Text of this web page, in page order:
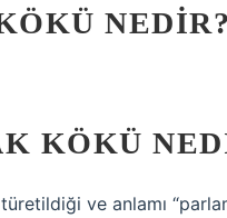
KÖKÜ
ve anlamı